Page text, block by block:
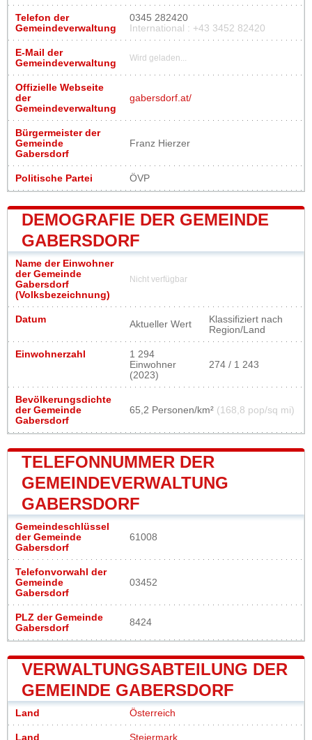
Telefon der
Gemeindeverwaltung
0345 282420
International : +43 3452 82420
E-Mail der
Gemeindeverwaltung
Wird geladen...
Offizielle Webseite
der
Gemeindeverwaltung
gabersdorf.at/
Bürgermeister der
Gemeinde
Gabersdorf
Franz Hierzer
Politische Partei ÖVP
DEMOGRAFIE DER GEMEINDE
GABERSDORF
Name der Einwohner
der Gemeinde
Gabersdorf
(Volksbezeichnung)
Nicht verfügbar
Datum Aktueller Wert
Klassifiziert nach
Region/Land
Einwohnerzahl
1 294
Einwohner
(2023)
274 / 1 243
Bevölkerungsdichte
der Gemeinde
Gabersdorf
65,2 Personen/km² (168,8 pop/sq mi)
TELEFONNUMMER DER
GEMEINDEVERWALTUNG
GABERSDORF
Gemeindeschlüssel
der Gemeinde
Gabersdorf
61008
Telefonvorwahl der
Gemeinde
Gabersdorf
03452
PLZ der Gemeinde
Gabersdorf
8424
VERWALTUNGSABTEILUNG DER
GEMEINDE GABERSDORF
Land Österreich
Land Steiermark